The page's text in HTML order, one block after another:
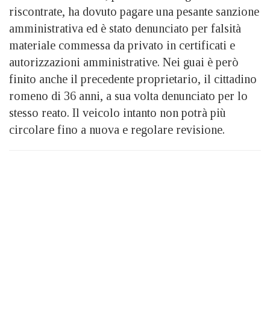
riscontrate, ha dovuto pagare una pesante sanzione
amministrativa ed è stato denunciato per falsità
materiale commessa da privato in certificati e
autorizzazioni amministrative. Nei guai è però
finito anche il precedente proprietario, il cittadino
romeno di 36 anni, a sua volta denunciato per lo
stesso reato. Il veicolo intanto non potrà più
circolare fino a nuova e regolare revisione.